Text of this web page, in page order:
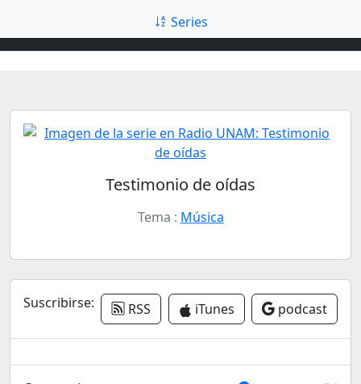
Series
Testimonio de oídas
Tema : Música
Suscribirse: RSS iTunes podcast